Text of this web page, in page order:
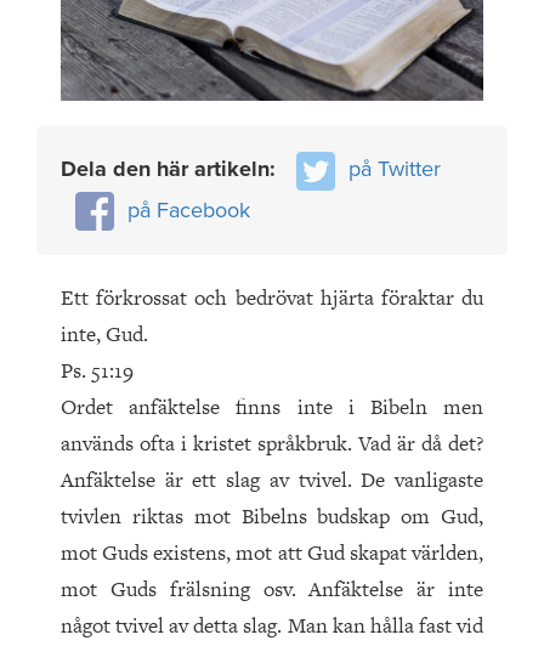
Dela den här artikeln:
på Twitter
på Facebook
Ett förkrossat och bedrövat hjärta föraktar du
inte, Gud.
Ps. 51:19
Ordet anfäktelse finns inte i Bibeln men
används ofta i kristet språkbruk. Vad är då det?
Anfäktelse är ett slag av tvivel. De vanligaste
tvivlen riktas mot Bibelns budskap om Gud,
mot Guds existens, mot att Gud skapat världen,
mot Guds frälsning osv. Anfäktelse är inte
något tvivel av detta slag. Man kan hålla fast vid